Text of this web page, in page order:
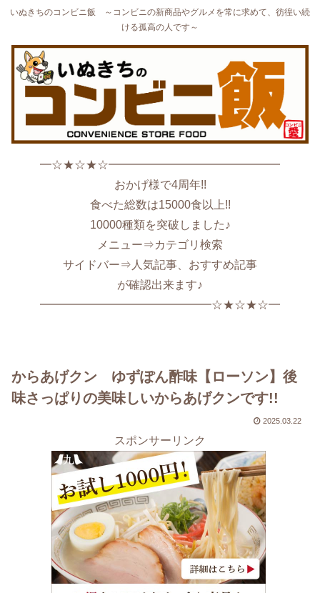
いぬきちのコンビニ飯 ～コンビニの新商品やグルメを常に求めて、彷徨い続
ける孤高の人です～
━☆★☆★☆━━━━━━━━━━━━━━━
おかげ様で4周年!!
食べた総数は15000食以上!!
10000種類を突破しました♪
メニュー⇒カテゴリ検索
サイドバー⇒人気記事、おすすめ記事
が確認出来ます♪
━━━━━━━━━━━━━━━☆★☆★☆━
からあげクン ゆずぽん酢味【ローソン】後
味さっぱりの美味しいからあげクンです!!
2025.03.22
スポンサーリンク